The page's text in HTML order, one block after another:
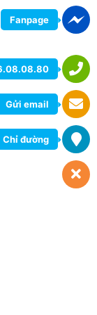
Fanpage
Gửi email
Chỉ đường